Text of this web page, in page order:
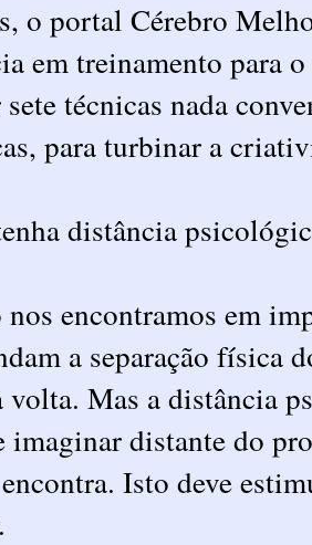
o portal Cérebro
em treinamento para
técnicas nada
para turbinar a
distância
encontramos em
a separação física
volta. Mas a distância
imaginar distante do
Isto deve